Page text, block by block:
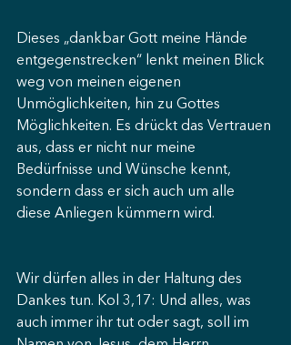
Dieses „dankbar Gott meine Hände
entgegenstrecken“ lenkt meinen Blick
weg von meinen eigenen
Unmöglichkeiten, hin zu Gottes
Möglichkeiten. Es drückt das Vertrauen
aus, dass er nicht nur meine
Bedürfnisse und Wünsche kennt,
sondern dass er sich auch um alle
diese Anliegen kümmern wird.
Wir dürfen alles in der Haltung des
Dankes tun. Kol 3,17: Und alles, was
auch immer ihr tut oder sagt, soll im